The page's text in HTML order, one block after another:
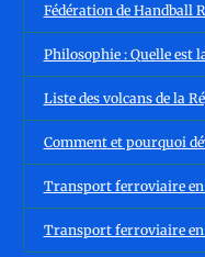
Fédération de Handball
Philosophie : Quelle est
Liste des volcans de la
Comment et pourquoi
Transport ferroviaire en
Transport ferroviaire en